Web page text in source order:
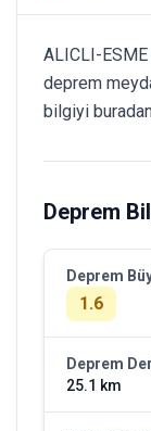
ALICLI-
deprem
bilgiyi
Deprem
Deprem
1.6
Deprem
25.1 km